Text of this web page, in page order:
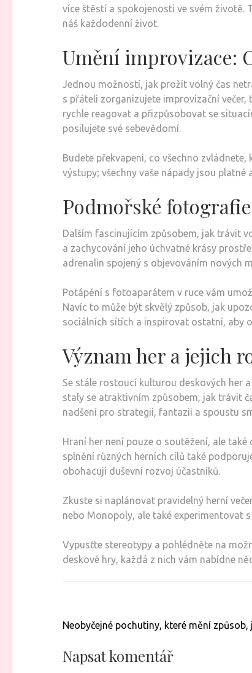
více štěstí a spokojenosti ve svém životě.
náš každodenní život.
Umění improvizace:
Jednou možností, jak prožít volný čas
s přáteli zorganizujete improvizační
rychle reagovat a přizpůsobovat se
posilujete své sebevědomí.
Budete překvapeni, co všechno
výstupy; všechny vaše nápady jsou
Podmořské
Dalším fascinujícím způsobem, jak trávit
a zachycování jeho úchvatné krásy
adrenalin spojený s objevováním nových
Potápění s fotoaparátem v ruce vám
Navíc to může být skvělý způsob, jak
sociálních sítích a inspirovat ostatní, aby
Význam her a jejich
Se stále rostoucí kulturou deskových her
staly se atraktivním způsobem, jak trávit
nadšení pro strategii, fantazii a spoustu
Hraní her není pouze o soutěžení, ale
splnění různých herních cílů také
obohacují duševní rozvoj účastníků.
Zkuste si naplánovat pravidelný herní
nebo Monopoly, ale také experimentovat
Vypusťte stereotypy a pohlédněte na
deskové hry, každá z nich vám nabídne
Navigace
příspěvek
Neobyčejné pochutiny, které mění
Napsat komentář